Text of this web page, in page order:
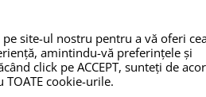
imaginile și textele din
site sunt proprietate
și NU este permisă
Pro-
nu își
site-ul nostru pentru a vă oferi
amintindu-vă preferințele și
click pe ACCEPT, sunteți de
cookie-urile.